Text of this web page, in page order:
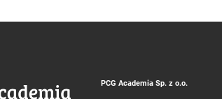
PCG Academia Sp. z o.o.